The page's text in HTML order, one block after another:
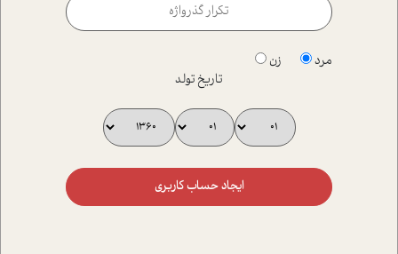
مرد
زن
تاریخ تولد
ایجاد حساب کاربری